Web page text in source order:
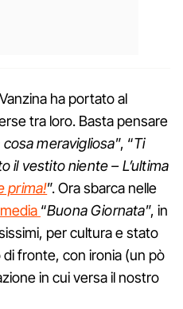
ha portato al
tra loro. Basta pensare
meravigliosa”, “Ti
il vestito niente – L’ultima
prima!”. Ora sbarca nelle
“Buona Giornata”, in
per cultura e stato
fronte, con ironia (un pò
in cui versa il nostro